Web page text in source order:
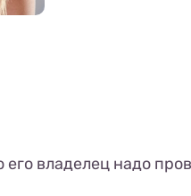
владелец надо